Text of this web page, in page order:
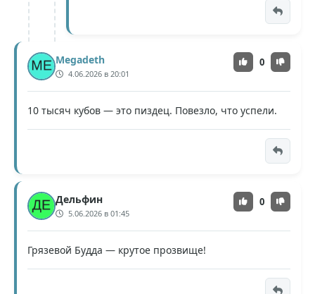
Megadeth
4.06.2026 в 20:01
0
10 тысяч кубов — это пиздец. Повезло, что успели.
Дельфин
5.06.2026 в 01:45
0
Грязевой Будда — крутое прозвище!